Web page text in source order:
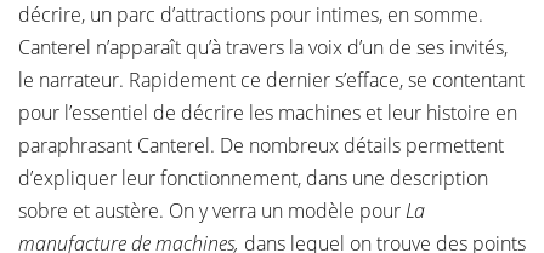
décrire, un parc d’attractions pour intimes, en somme.
Canterel n’apparaît qu’à travers la voix d’un de ses invités,
le narrateur. Rapidement ce dernier s’efface, se contentant
pour l’essentiel de décrire les machines et leur histoire en
paraphrasant Canterel. De nombreux détails permettent
d’expliquer leur fonctionnement, dans une description
sobre et austère. On y verra un modèle pourLa
manufacture de machines, dans lequel on trouve des points